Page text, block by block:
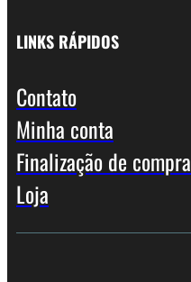
LINKS RÁPIDOS
Contato
Minha conta
Finalização de compra
Loja